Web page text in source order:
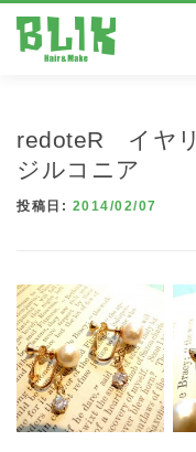
redoteR イヤ
ジルコニア
投稿日: 2014/02/07